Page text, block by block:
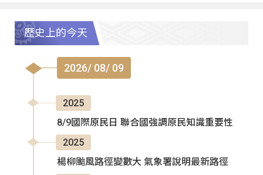
歷史上的今天
2026/ 08/ 09
2025
8/9國際原民日 聯合國強調原民知識重要性
2025
楊柳颱風路徑變數大 氣象署說明最新路徑